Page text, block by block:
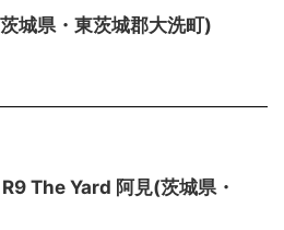
城県・東茨城郡大洗町)
The Yard 阿見(茨城県・